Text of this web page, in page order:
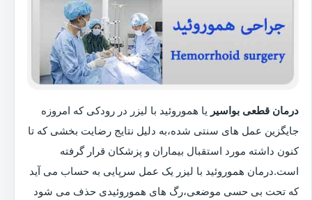
درمان قطعی بواسیر یا هموروئید با لیزر در رودکی که امروزه
جایگزین عمل های سنتی شده،به دلیل نتایج رضایت بخشی که تا
کنون داشته مورد استقبال بیماران و پزشکان قرار گرفته
است.درمان هموروئید با لیزر یک عمل سرپایی به حساب می آید
که تحت بی حسی موضعی،رگ های هموروئیدی حذف می شود